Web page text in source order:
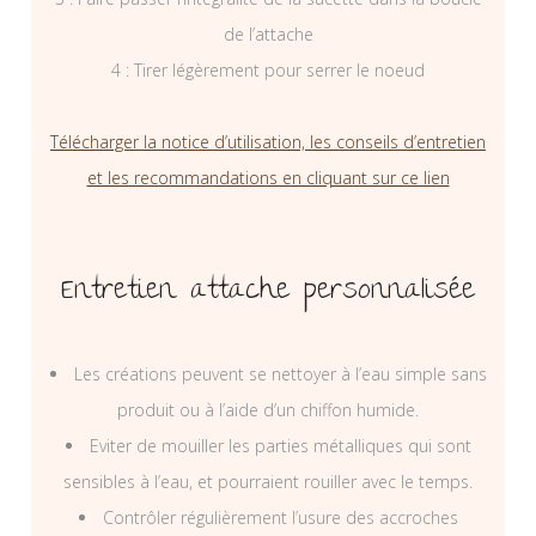
de l’attache
4 : Tirer légèrement pour serrer le noeud
Télécharger la notice d’utilisation, les conseils d’entretien
et les recommandations en cliquant sur ce lien
Entretien attache personnalisée
Les créations peuvent se nettoyer à l’eau simple sans
produit ou à l’aide d’un chiffon humide.
Eviter de mouiller les parties métalliques qui sont
sensibles à l’eau, et pourraient rouiller avec le temps.
Contrôler régulièrement l’usure des accroches